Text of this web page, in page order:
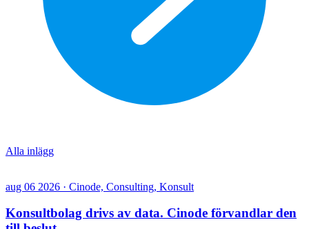
Alla inlägg
aug 06 2026 · Cinode, Consulting, Konsult
Konsultbolag drivs av data. Cinode förvandlar den